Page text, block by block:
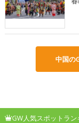
中国の
GW人気スポットラン